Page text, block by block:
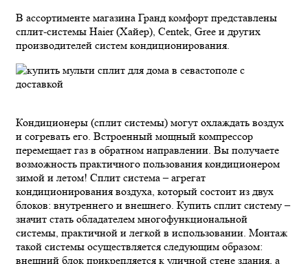
В ассортименте магазина Гранд комфорт представлены
сплит-системы Haier (Хайер), Centek, Gree и других
производителей систем кондиционирования.
Кондиционеры (сплит системы) могут охлаждать воздух
и согревать его. Встроенный мощный компрессор
перемещает газ в обратном направлении. Вы получаете
возможность практичного пользования кондиционером
зимой и летом! Сплит система – агрегат
кондиционирования воздуха, который состоит из двух
блоков: внутреннего и внешнего. Купить сплит систему –
значит стать обладателем многофункциональной
системы, практичной и легкой в использовании. Монтаж
такой системы осуществляется следующим образом:
внешний блок прикрепляется к уличной стене здания, а